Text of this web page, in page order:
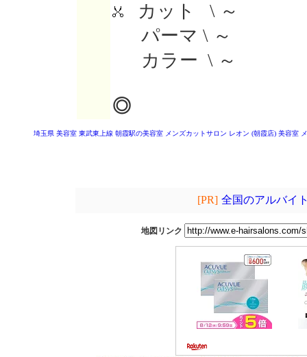
カット \ ～
パーマ \ ～
カラー \ ～
◎
埼玉県 美容室 東武東上線 朝霞駅の美容室 メンズカットサロン レオン (朝霞店) 美容室
[PR] 全国のアルバイ
地図リンク